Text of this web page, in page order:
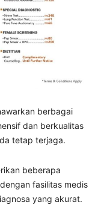
berbagai
dan berkualitas
tetap terjaga.
beberapa
fasilitas medis
yang akurat.